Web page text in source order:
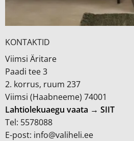
KONTAKTID
Viimsi Äritare
Paadi tee 3
2. korrus, ruum 237
Viimsi (Haabneeme) 74001
Lahtiolekuaegu vaata → SIIT
Tel: 5578088
E-post: info@valiheli.ee